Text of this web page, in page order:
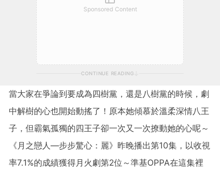
Sponsored Content
CONTINUE READING
當大家在爭論到要成為四樹黨，還是八樹黨的時候，劇
中解樹的心也開始動搖了！原本她傾慕於溫柔深情八王
子，但霸氣孤獨的四王子卻一次又一次撩動她的心呢～
《月之戀人—步步驚心：麗》昨晚播出第10集，以收視
率7.1%的成績獲得月火劇第2位～準基OPPA在這集裡